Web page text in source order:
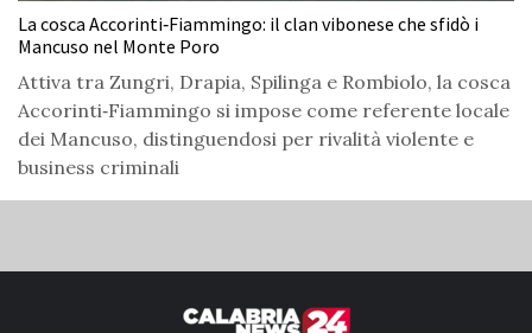
La cosca Accorinti‑Fiammingo: il clan vibonese che sfidò i
Mancuso nel Monte Poro
Attiva tra Zungri, Drapia, Spilinga e Rombiolo, la cosca
Accorinti‑Fiammingo si impose come referente locale
dei Mancuso, distinguendosi per rivalità violente e
business criminali